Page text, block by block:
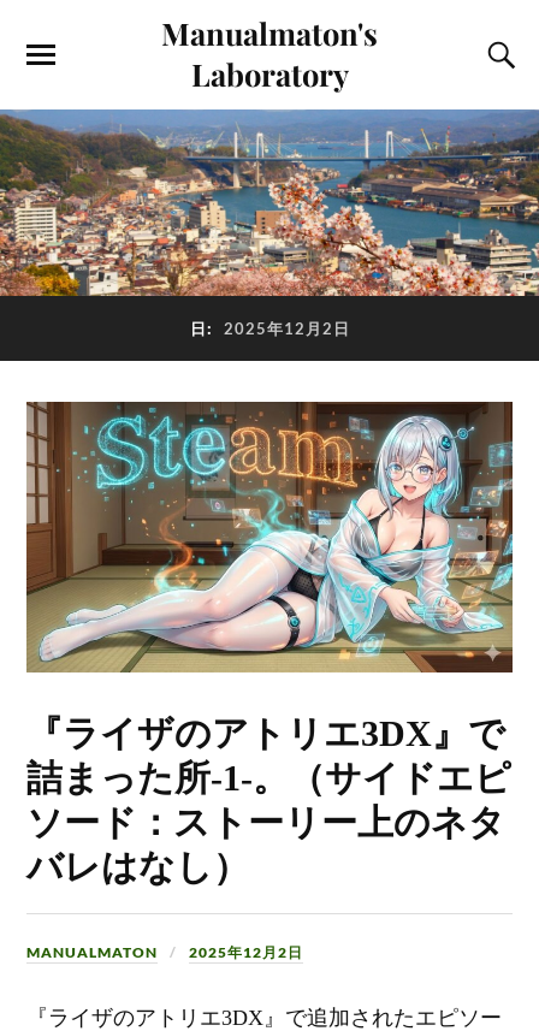
Manualmaton's
Laboratory
日: 2025年12月2日
『ライザのアトリエ3DX』で
詰まった所-1-。（サイドエピ
ソード：ストーリー上のネタ
バレはなし）
MANUALMATON 2025年12月2日
『ライザのアトリエ3DX』で追加されたエピソー